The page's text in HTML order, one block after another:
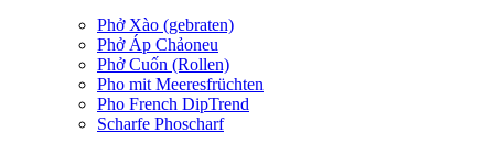
Phở Xào (gebraten)
Phở Áp Chảoneu
Phở Cuốn (Rollen)
Pho mit Meeresfrüchten
Pho French DipTrend
Scharfe Phoscharf